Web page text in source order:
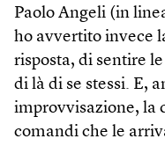
Paolo Angeli (in
ho avvertito invece
risposta, di sentire
di là di se stessi. E,
improvvisazione, la
comandi che le